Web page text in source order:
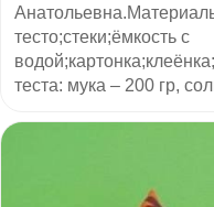
тесто;стеки;ёмкость с
теста: мука – 200 гр,